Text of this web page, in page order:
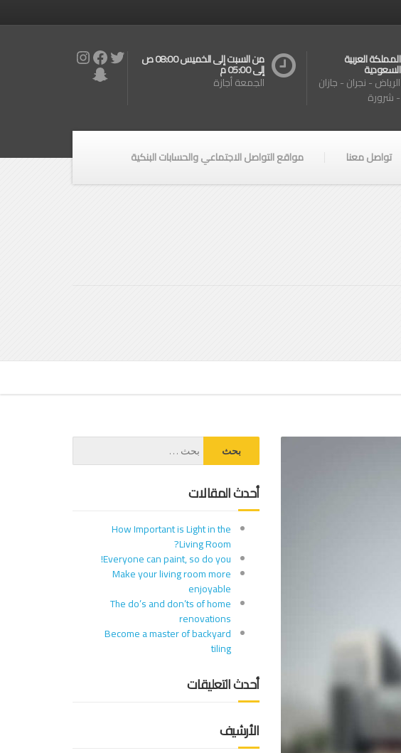
المملكة العربية
السعودية
الرياض - نجران - جازان
- شرورة
من السبت إلى الخميس 08:00 ص
إلى 05:00 م
الجمعة أجازة
Twitter
Facebook
Instagram
Snapchat
تواصل معنا مواقع التواصل الاجتماعي والحسابات البنكية
أحدث المقالات
How Important is Light in the
Living Room?
Everyone can paint, so do you!
Make your living room more
enjoyable
The do’s and don’ts of home
renovations
Become a master of backyard
tiling
أحدث التعليقات
الأرشيف